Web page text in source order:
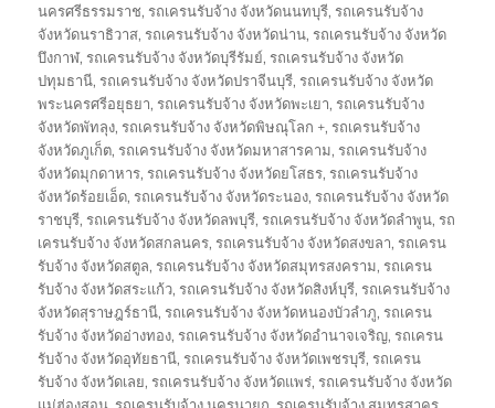
นครศรีธรรมราช,รถเครนรับจ้าง จังหวัดนนทบุรี,รถเครนรับจ้าง
จังหวัดนราธิวาส,รถเครนรับจ้าง จังหวัดน่าน,รถเครนรับจ้าง จังหวัด
บึงกาฬ,รถเครนรับจ้าง จังหวัดบุรีรัมย์,รถเครนรับจ้าง จังหวัด
ปทุมธานี,รถเครนรับจ้าง จังหวัดปราจีนบุรี,รถเครนรับจ้าง จังหวัด
พระนครศรีอยุธยา,รถเครนรับจ้าง จังหวัดพะเยา,รถเครนรับจ้าง
จังหวัดพัทลุง,รถเครนรับจ้าง จังหวัดพิษณุโลก +,รถเครนรับจ้าง
จังหวัดภูเก็ต,รถเครนรับจ้าง จังหวัดมหาสารคาม,รถเครนรับจ้าง
จังหวัดมุกดาหาร,รถเครนรับจ้าง จังหวัดยโสธร,รถเครนรับจ้าง
จังหวัดร้อยเอ็ด,รถเครนรับจ้าง จังหวัดระนอง,รถเครนรับจ้าง จังหวัด
ราชบุรี,รถเครนรับจ้าง จังหวัดลพบุรี,รถเครนรับจ้าง จังหวัดลำพูน,รถ
เครนรับจ้าง จังหวัดสกลนคร,รถเครนรับจ้าง จังหวัดสงขลา,รถเครน
รับจ้าง จังหวัดสตูล,รถเครนรับจ้าง จังหวัดสมุทรสงคราม,รถเครน
รับจ้าง จังหวัดสระแก้ว,รถเครนรับจ้าง จังหวัดสิงห์บุรี,รถเครนรับจ้าง
จังหวัดสุราษฎร์ธานี,รถเครนรับจ้าง จังหวัดหนองบัวลำภู,รถเครน
รับจ้าง จังหวัดอ่างทอง,รถเครนรับจ้าง จังหวัดอำนาจเจริญ,รถเครน
รับจ้าง จังหวัดอุทัยธานี,รถเครนรับจ้าง จังหวัดเพชรบุรี,รถเครน
รับจ้าง จังหวัดเลย,รถเครนรับจ้าง จังหวัดแพร่,รถเครนรับจ้าง จังหวัด
แม่ฮ่องสอน ,รถเครนรับจ้าง นครนายก ,รถเครนรับจ้าง สมุทรสาคร